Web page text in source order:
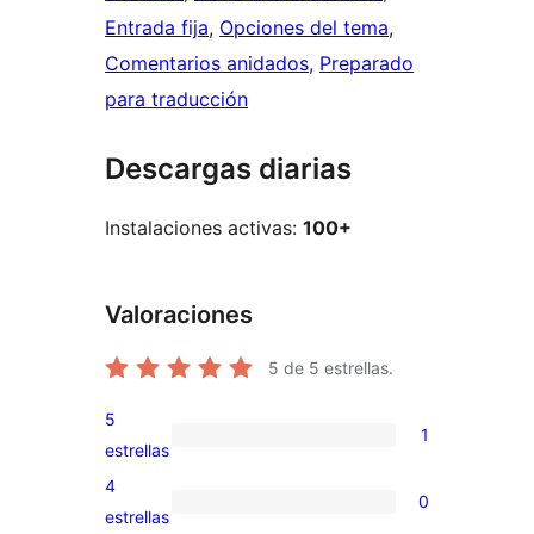
Entrada fija, Opciones del tema
Comentarios anidados, Preparado
para traducción
Descargas diarias
Instalaciones activas: 100+
Valoraciones
5 de 5 estrellas.
1
valoración
de
5
estrellas
1
0
4
estrellas
0